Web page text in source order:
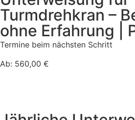
Turmdrehkran –
ohne Erfahrung |
Termine beim nächsten Schritt
Ab: 560,00 €